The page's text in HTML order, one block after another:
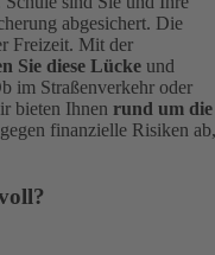
abgesichert. Die
Freizeit. Mit der
Sie diese Lücke und
im Straßenverkehr oder
bieten Ihnen rund um die
finanzielle Risiken ab,